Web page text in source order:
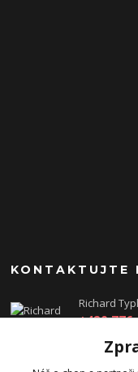
KONTAKTUJTE
Richard Typl
+420 776